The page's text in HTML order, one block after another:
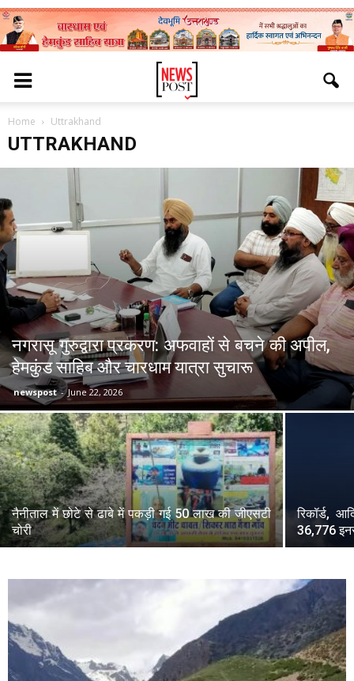
Home Uttrakhand
UTTRAKHAND
नगरासू गुरुद्वारा प्रकरण: अफवाहों से बचने की अपील,
हेमकुंड साहिब और चारधाम यात्रा सुचारू
newspost - June 22, 2026
नैनीताल में छोटे से ढाबे में पकड़ी गई 50 लाख की जीएसटी
चोरी
रिकॉर्ड,
36,776